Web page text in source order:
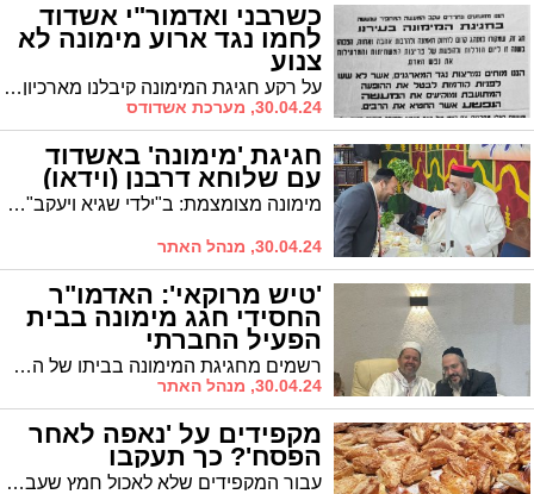
כשרבני ואדמור"י אשדוד
לחמו נגד ארוע מימונה לא
צנוע
על רקע חגיגת המימונה קיבלנו מארכיון המועצה הדתית מודעה מענינת שיצאה בשעתו תחת הכותרת "זעקה ומחאה" בעקבות אירוע מימונה שנגד את כללי הצניעות וההלכה.
30.04.24, מערכת אשדודס
חגיגת 'מימונה' באשדוד
עם שלוחא דרבנן (וידאו)
מימונה מצומצמת: ב"ילדי שגיא ויעקב" חגגו את המימונה עם אורח הכבוד הרב חיים אמסילי שליחם של גדולי התורה חבר מועצת העיר שהבטיח לעמוד לימין המוסדות
30.04.24, מנהל האתר
'טיש מרוקאי': האדמו"ר
החסידי חגג מימונה בבית
הפעיל החברתי
רשמים מחגיגת המימונה בביתו של הפעיל החברתי אלי כהן ברובע ט'
30.04.24, מנהל האתר
מקפידים על 'נאפה לאחר
הפסח'? כך תעקבו
עבור המקפידים שלא לאכול חמץ שעבר עליו הפסח, הקוד שיוצב על מוצרי חמץ כשרים שיוצרו לאחר חג הפסח לשנה הנוכחית הוא 4121.